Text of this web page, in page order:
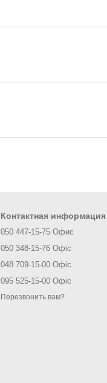
Контактная информация
050 447-15-75 Офис
050 348-15-76 Офіс
048 709-15-00 Офіс
095 525-15-00 Офіс
Перезвонить вам?